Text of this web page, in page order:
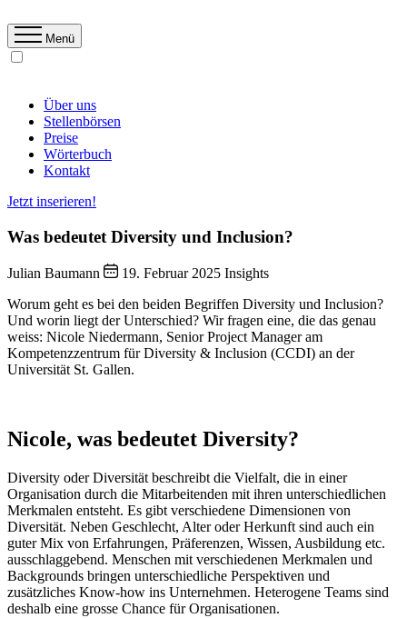
Menü
Über uns
Stellenbörsen
Preise
Wörterbuch
Kontakt
Jetzt inserieren!
Was bedeutet Diversity und Inclusion?
Julian Baumann 19. Februar 2025 Insights
Worum geht es bei den beiden Begriffen Diversity und Inclusion?
Und worin liegt der Unterschied? Wir fragen eine, die das genau
weiss: Nicole Niedermann, Senior Project Manager am
Kompetenzzentrum für Diversity & Inclusion (CCDI) an der
Universität St. Gallen.
Nicole, was bedeutet Diversity?
Diversity oder Diversität beschreibt die Vielfalt, die in einer
Organisation durch die Mitarbeitenden mit ihren unterschiedlichen
Merkmalen entsteht. Es gibt verschiedene Dimensionen von
Diversität. Neben Geschlecht, Alter oder Herkunft sind auch ein
guter Mix von Erfahrungen, Präferenzen, Wissen, Ausbildung etc.
ausschlaggebend. Menschen mit verschiedenen Merkmalen und
Backgrounds bringen unterschiedliche Perspektiven und
zusätzliches Know-how ins Unternehmen. Heterogene Teams sind
deshalb eine grosse Chance für Organisationen.